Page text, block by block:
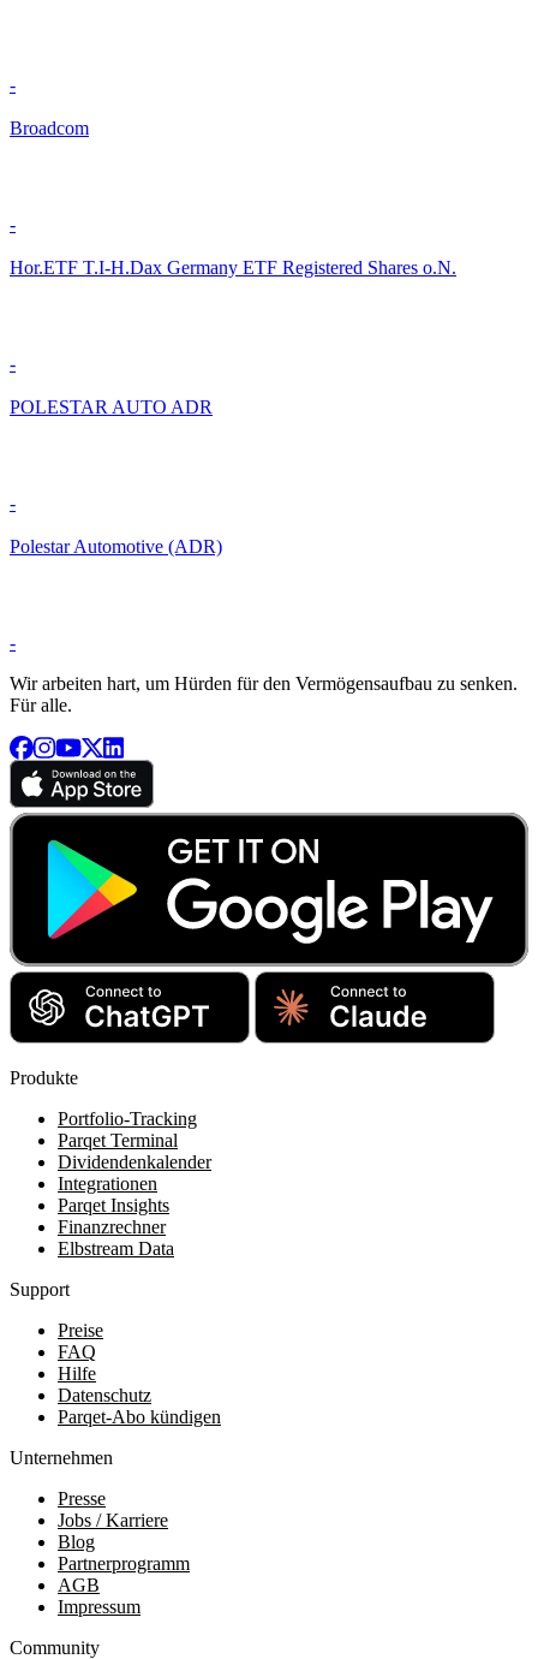
-
Broadcom
-
Hor.ETF T.I-H.Dax Germany ETF Registered Shares o.N.
-
POLESTAR AUTO ADR
-
Polestar Automotive (ADR)
-
Wir arbeiten hart, um Hürden für den Vermögensaufbau zu senken.
Für alle.
Produkte
Portfolio-Tracking
Parqet Terminal
Dividendenkalender
Integrationen
Parqet Insights
Finanzrechner
Elbstream Data
Support
Preise
FAQ
Hilfe
Datenschutz
Parqet-Abo kündigen
Unternehmen
Presse
Jobs / Karriere
Blog
Partnerprogramm
AGB
Impressum
Community